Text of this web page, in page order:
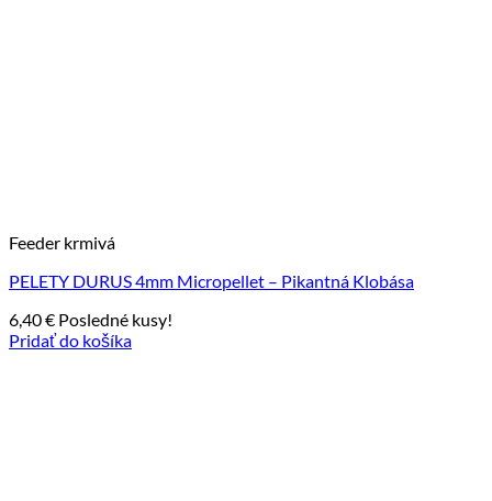
Feeder krmivá
PELETY DURUS 4mm Micropellet – Pikantná Klobása
6,40€ Posledné kusy!
Pridať do košíka